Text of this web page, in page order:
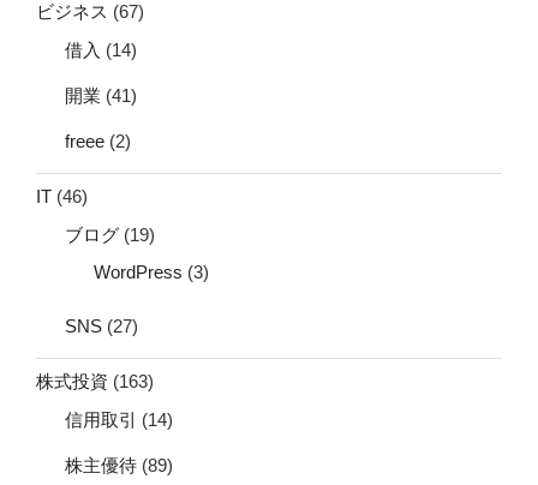
ビジネス (67)
借入 (14)
開業 (41)
freee (2)
IT (46)
ブログ (19)
WordPress (3)
SNS (27)
株式投資 (163)
信用取引 (14)
株主優待 (89)